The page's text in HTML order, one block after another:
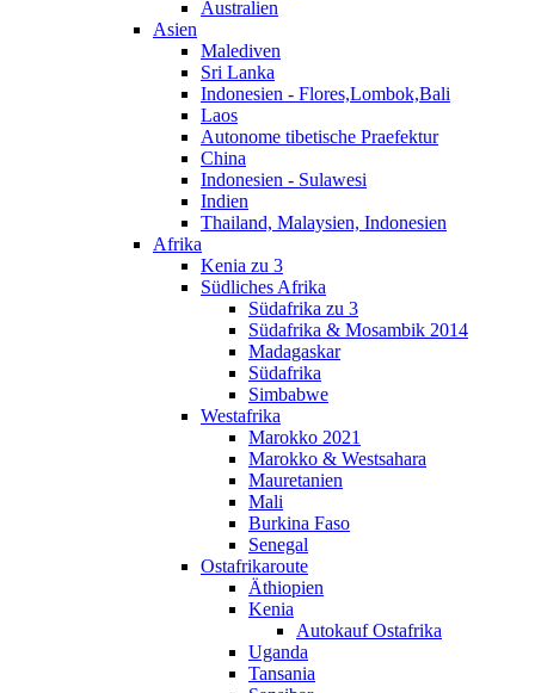
Australien
Asien
Malediven
Sri Lanka
Indonesien - Flores,Lombok,Bali
Laos
Autonome tibetische Praefektur
China
Indonesien - Sulawesi
Indien
Thailand, Malaysien, Indonesien
Afrika
Kenia zu 3
Südliches Afrika
Südafrika zu 3
Südafrika & Mosambik 2014
Madagaskar
Südafrika
Simbabwe
Westafrika
Marokko 2021
Marokko & Westsahara
Mauretanien
Mali
Burkina Faso
Senegal
Ostafrikaroute
Äthiopien
Kenia
Autokauf Ostafrika
Uganda
Tansania